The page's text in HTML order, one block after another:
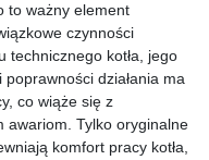
to ważny element
czynności
technicznego kotła, jego
działania ma
co wiąże się z
awariom. Tylko oryginalne
komfort pracy kotła,